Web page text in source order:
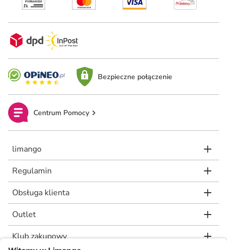
Bezpieczne połączenie
Centrum Pomocy
limango
Regulamin
Obsługa klienta
Outlet
Klub zakupowy